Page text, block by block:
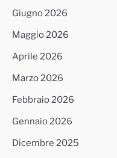
Giugno 2026
Maggio 2026
Aprile 2026
Marzo 2026
Febbraio 2026
Gennaio 2026
Dicembre 2025